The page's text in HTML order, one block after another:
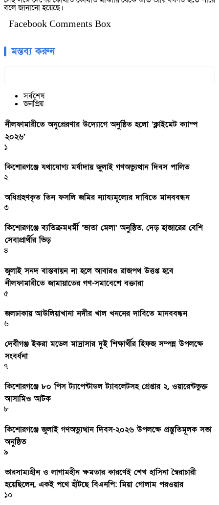
বলে জানানো হয়েছে।
Facebook Comments Box
মন্তব্য করুন
সর্বশেষ
জনপ্রিয়
নীলফামারীতে অনুপ্রেরণার উদ্যোগে অনুষ্ঠিত হলো ‘ক্লাইমেট ক্যাম্প
২০২৬’
১
কিশোরগঞ্জে যথাযোগ্য মর্যাদায় জুলাই গণঅভ্যুত্থান দিবস পালিত
২
অধিগ্রহণকৃত তিন ফসলি জমির ন্যায্যমূল্যের দাবিতে মানববন্ধন
৩
কিশোরগঞ্জে ব্যতিক্রমধর্মী ‘ভাতা মেলা’ অনুষ্ঠিত, দেড় হাজারের বেশি
সেবাপ্রার্থীর ভিড়
৪
জুলাই সনদ বাস্তবায়ন না হলে আবারও রাজপথ উত্তপ্ত হবে
নীলফামারীতে জামায়াতের গণ-সমাবেশে বক্তারা
৫
জলঢাকায় আউলিয়াখানা নদীর খাল খননের দাবিতে মানববন্ধন
৬
দেবীগঞ্জ ইকরা মডেল মাদ্রাসার দুই শিক্ষার্থীর হিফজ সম্পন্ন উপলক্ষে
সংবর্ধনা
৭
কিশোরগঞ্জে ৮০ পিস ট্যাপেন্টাডল ট্যাবলেটসহ গ্রেপ্তার ২, ওয়ারেন্টভুক্ত
আসামিও আটক
৮
কিশোরগঞ্জে জুলাই গণঅভ্যুত্থান দিবস-২০২৬ উপলক্ষে প্রস্তুতিমূলক সভা
অনুষ্ঠিত
৯
ভারসাম্যহীন ও লাগামহীন ক্ষমতার কারণেই শেখ হাসিনা স্বৈরাচারী
হয়েছিলেন, একই পথে হাঁটছে বিএনপি: মিয়া গোলাম পরওয়ার
১০